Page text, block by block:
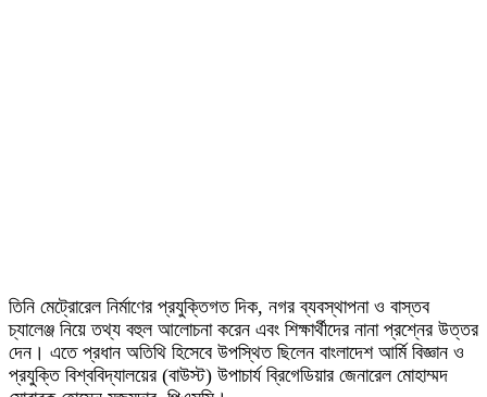
তিনি মেট্রোরেল নির্মাণের প্রযুক্তিগত দিক, নগর ব্যবস্থাপনা ও বাস্তব
চ্যালেঞ্জ নিয়ে তথ্য বহুল আলোচনা করেন এবং শিক্ষার্থীদের নানা প্রশ্নের উত্তর
দেন। এতে প্রধান অতিথি হিসেবে উপস্থিত ছিলেন বাংলাদেশ আর্মি বিজ্ঞান ও
প্রযুক্তি বিশ্ববিদ্যালয়ের (বাউস্ট) উপাচার্য ব্রিগেডিয়ার জেনারেল মোহাম্মদ